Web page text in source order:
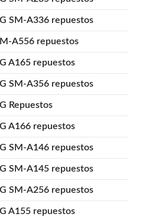
SM-A336 repuestos
A556 repuestos
A165 repuestos
SM-A356 repuestos
Repuestos
A166 repuestos
SM-A146 repuestos
SM-A145 repuestos
SM-A256 repuestos
A155 repuestos